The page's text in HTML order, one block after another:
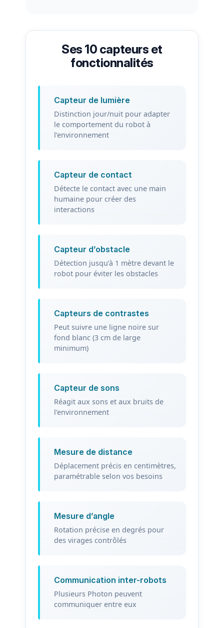
Ses 10 capteurs et
fonctionnalités
Capteur de lumière
Distinction jour/nuit pour adapter
le comportement du robot à
l’environnement
Capteur de contact
Détecte le contact avec une main
humaine pour créer des
interactions
Capteur d’obstacle
Détection jusqu’à 1 mètre devant le
robot pour éviter les obstacles
Capteurs de contrastes
Peut suivre une ligne noire sur
fond blanc (3 cm de large
minimum)
Capteur de sons
Réagit aux sons et aux bruits de
l’environnement
Mesure de distance
Déplacement précis en centimètres,
paramétrable selon vos besoins
Mesure d’angle
Rotation précise en degrés pour
des virages contrôlés
Communication inter-robots
Plusieurs Photon peuvent
communiquer entre eux